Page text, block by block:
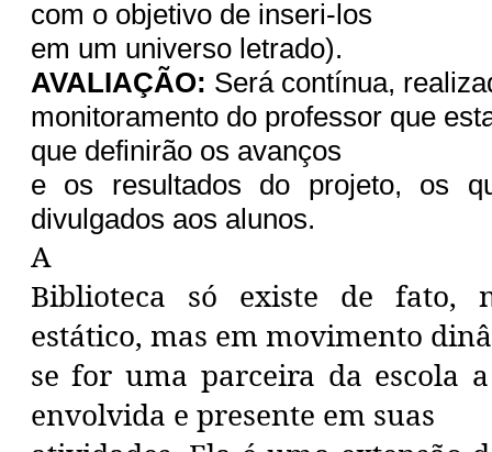
com o objetivo de inseri-los
em um universo letrado).
AVALIAÇÃO: Será contínua,
monitoramento do professor que
que definirão os avanços
e os resultados do projeto, os
divulgados aos alunos.
A
Biblioteca só existe de fato,
estático, mas em movimento
se for uma parceira da escola
envolvida e presente em suas